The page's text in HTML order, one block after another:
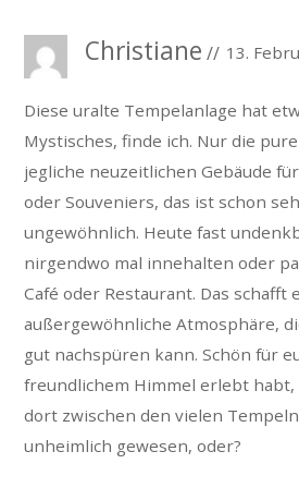
Christiane 13.
Diese uralte Tempelanlage hat
Mystisches, finde ich. Nur die
jegliche neuzeitlichen Gebäude
oder Souveniers, das ist schon
ungewöhnlich. Heute fast
nirgendwo mal innehalten oder
Café oder Restaurant. Das schafft
außergewöhnliche Atmosphäre,
gut nachspüren kann. Schön für
freundlichem Himmel erlebt habt,
dort zwischen den vielen
unheimlich gewesen, oder?